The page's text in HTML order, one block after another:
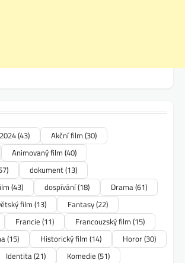
2024(43) Akční film (30)
Animovaný film (40)
dokument(13)
(43) dospívání(18) Drama(61)
film(13) Fantasy(22)
Francie (11) Francouzský film (15)
(15) Historický film (14) Horor(30)
Identita(21) Komedie (51)